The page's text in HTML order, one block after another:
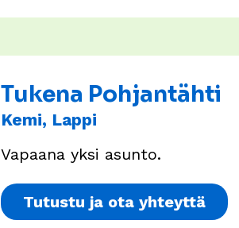
Tukena Pohjantähti
Kemi, Lappi
Vapaana yksi asunto.
Tutustu ja ota yhteyttä